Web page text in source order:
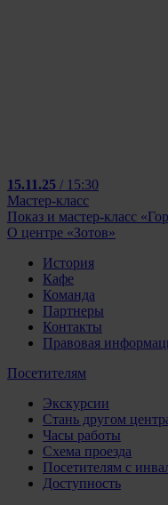
15.11.25 / 15:30
Мастер-класс
Показ и мастер-класс
О центре «Зотов»
История
Кафе
Команда
Партнеры
Контакты
Правовая
Посетителям
Экскурсии
Стань другом
Часы работы
Схема проезда
Посетителям с
Доступность